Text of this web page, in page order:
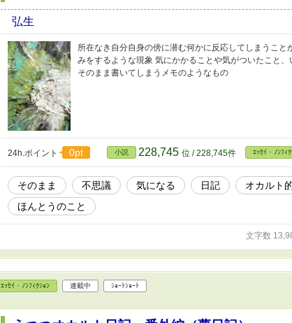
弘生
所在なき自分自身の傍に潜む何かに反応してしまうこ
みをするような現象 気にかかることや気がついたこと
そのまま書いてしまうメモのようなもの
24h.ポイント 0pt 小説 228,745 位 / 228,745件 ｴｯｾｲ・ﾉﾝﾌｨ
そのまま 不思議 気になる 日記 オカルト
ほんとうのこと
文字数
ｴｯｾｲ・ﾉﾝﾌｨｸｼｮﾝ 連載中 ｼｮｰﾄｼｮｰﾄ